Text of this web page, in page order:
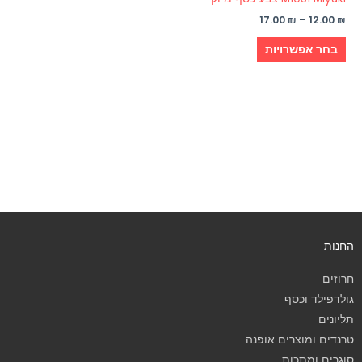
12.00 ₪
–
17.00 ₪
בחר אפשרויות
החנות
חרוזים
גולדפילד וכסף
תליונים
טרנדים ומוצרים אופנה